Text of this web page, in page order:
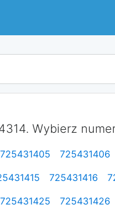
Wybierz
725431405 725431406
725431416
725431425 725431426